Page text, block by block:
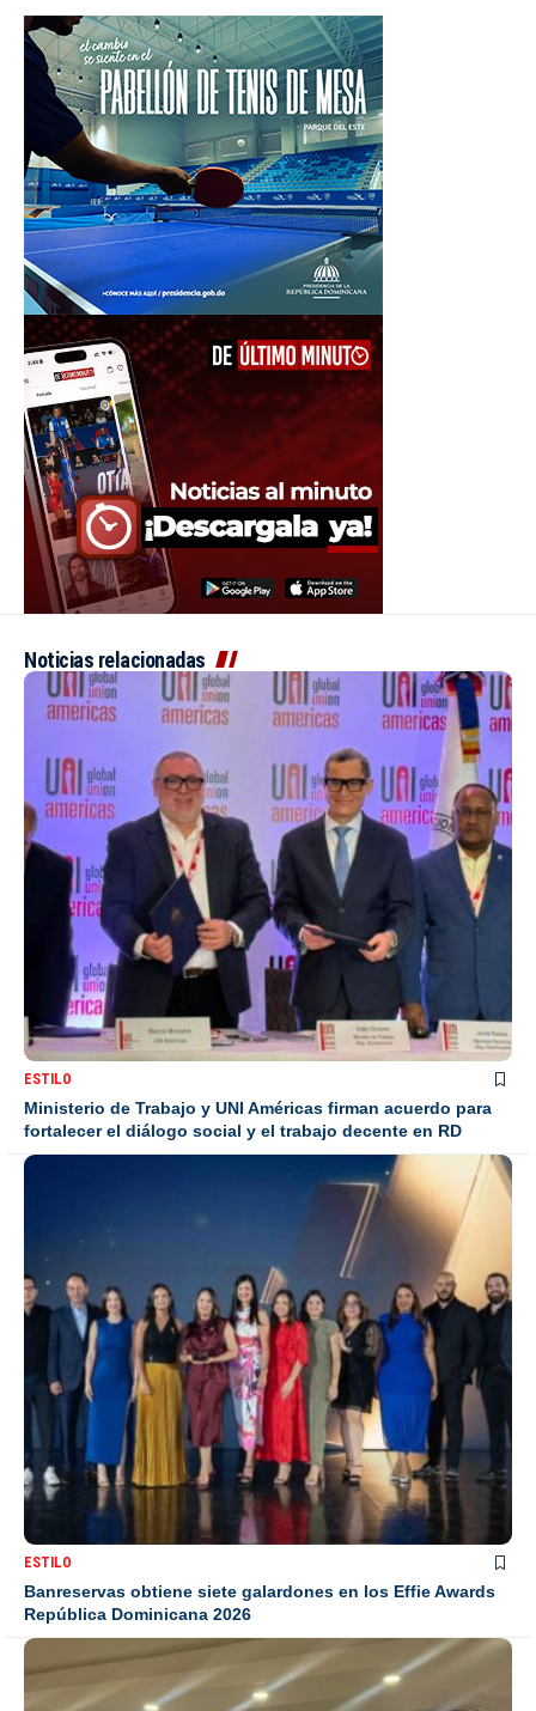
Noticias relacionadas
ESTILO
Ministerio de Trabajo y UNI Américas firman acuerdo para
fortalecer el diálogo social y el trabajo decente en RD
ESTILO
Banreservas obtiene siete galardones en los Effie Awards
República Dominicana 2026